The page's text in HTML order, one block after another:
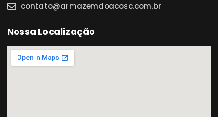
contato@armazemdoacosc.com.br
Nossa Localização